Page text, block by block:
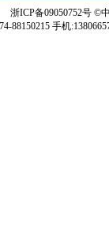
浙ICP备09050752号 ©
88150215 手机